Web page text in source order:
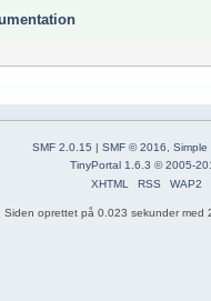
SMF 2.0.15 SMF © 2016, Simple
TinyPortal 1.6.3 ©2005-
XHTML
RSS WAP2
Siden oprettet på 0.023 sekunder med